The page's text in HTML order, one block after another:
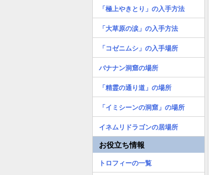
「極上やきとり」の入手方法
「大草原の涙」の入手方法
「コゼニムシ」の入手場所
バナナン洞窟の場所
「精霊の通り道」の場所
「イミシーンの洞窟」の場所
イネムリドラゴンの居場所
お役立ち情報
トロフィーの一覧